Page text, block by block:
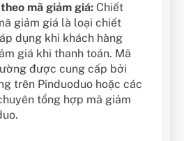
mã giảm giá: Chiết
giảm giá là loại chiết
dụng khi khách hàng
giá khi thanh toán. Mã
được cung cấp bởi
trên Pinduoduo hoặc các
tổng hợp mã giảm